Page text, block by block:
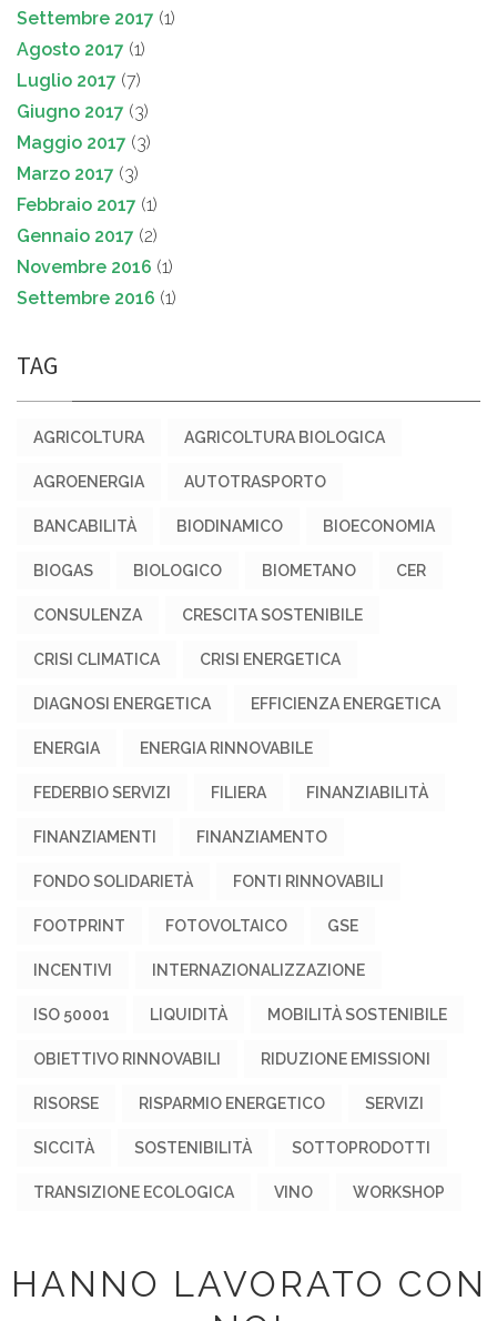
Settembre 2017 (1)
Agosto 2017 (1)
Luglio 2017 (7)
Giugno 2017 (3)
Maggio 2017 (3)
Marzo 2017 (3)
Febbraio 2017 (1)
Gennaio 2017 (2)
Novembre 2016 (1)
Settembre 2016 (1)
TAG
AGRICOLTURA AGRICOLTURA BIOLOGICA
AGROENERGIA AUTOTRASPORTO
BANCABILITÀ BIODINAMICO BIOECONOMIA
BIOGAS BIOLOGICO BIOMETANO CER
CONSULENZA CRESCITA SOSTENIBILE
CRISI CLIMATICA CRISI ENERGETICA
DIAGNOSI ENERGETICA EFFICIENZA ENERGETICA
ENERGIA ENERGIA RINNOVABILE
FEDERBIO SERVIZI FILIERA FINANZIABILITÀ
FINANZIAMENTI FINANZIAMENTO
FONDO SOLIDARIETÀ FONTI RINNOVABILI
FOOTPRINT FOTOVOLTAICO GSE
INCENTIVI INTERNAZIONALIZZAZIONE
ISO 50001 LIQUIDITÀ MOBILITÀ SOSTENIBILE
OBIETTIVO RINNOVABILI RIDUZIONE EMISSIONI
RISORSE RISPARMIO ENERGETICO SERVIZI
SICCITÀ SOSTENIBILITÀ SOTTOPRODOTTI
TRANSIZIONE ECOLOGICA VINO WORKSHOP
HANNO LAVORATO CON